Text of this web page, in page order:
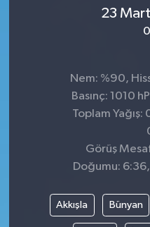
23
Nem: %90,
Basınç: 1010
Toplam Yağış:
Görüş
Doğumu: 6:36,
Akkışla Bünyan